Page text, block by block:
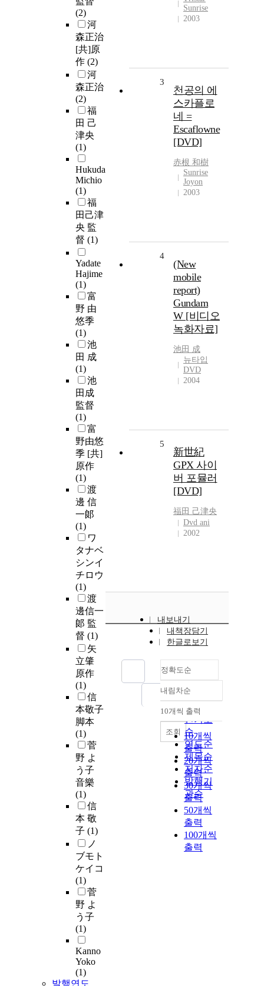
(2)
河
森正治
[共]原
作 (2)
河
森正治
(2)
福
田 己
津央
(1)
Hukuda
Michio
(1)
福
田己津
央 監
督 (1)
Yadate
Hajime
(1)
富
野 由
悠季
(1)
池
田 成
(1)
池
田成
監督
(1)
富
野由悠
季 [共]
原作
(1)
渡
邊 信
一郞
(1)
ワ
タナベ
シンイ
チロウ
(1)
渡
邊信一
郞 監
督 (1)
矢
立肇
原作
(1)
信
本敬子
脚本
(1)
菅
野 よ
う子
音樂
(1)
信
本 敬
子 (1)
ノ
ブモト
ケイコ
(1)
菅
野 よ
う子
(1)
Kanno
Yoko
(1)
발행연도
Sunrise
2003
3
천공의 에
스카플로
네 =
Escaflowne
[DVD]
赤根 和樹
Sunrise
Joyon
2003
4
(New
mobile
report)
Gundam
W [비디오
녹화자료]
池田 成
뉴타입
DVD
2004
5
新世紀
GPX 사이
버 포뮬러
[DVD]
福田 己津央
Dvd ani
2002
내보내기
내책장담기
한글로보기
정확도순
정확도
순
인기도
순
연도순
제목순
저자순
발행기
관순
내림차순
내림차순
10개씩 출력
10개씩
출력
20개씩
출력
30개씩
출력
50개씩
출력
100개씩
출력
조회